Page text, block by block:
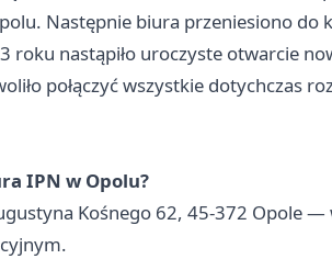
Następnie biura przeniesiono do
nastąpiło uroczyste otwarcie
połączyć wszystkie dotychczas
IPN w Opolu?
Kośnego 62, 45-372 Opole —